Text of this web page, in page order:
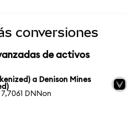
conversiones
de activos
a Denison Mines
DNNon